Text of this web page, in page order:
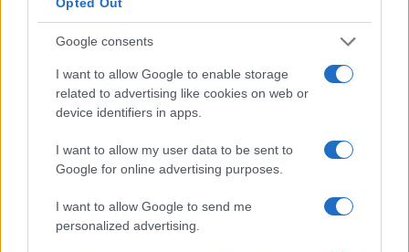
Google consents
I want to allow Google to enable storage
related to advertising like cookies on web or
device identifiers in apps.
I want to allow my user data to be sent to
Google for online advertising purposes.
I want to allow Google to send me
personalized advertising.
Un percorso in Sicilia orientale che, nel mese di giugno,
combina visite archeologiche a Siracusa e al Ragusano,